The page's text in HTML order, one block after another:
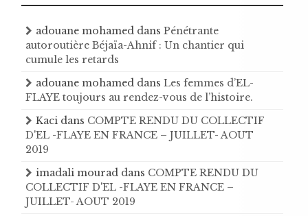
adouane mohamed dans Pénétrante
autoroutière Béjaïa-Ahnif : Un chantier qui
cumule les retards
adouane mohamed dans Les femmes d’EL-
FLAYE toujours au rendez-vous de l’histoire .
Kaci dans COMPTE RENDU DU COLLECTIF
D'EL -FLAYE EN FRANCE – JUILLET- AOUT
2019
imadali mourad dans COMPTE RENDU DU
COLLECTIF D'EL -FLAYE EN FRANCE –
JUILLET- AOUT 2019